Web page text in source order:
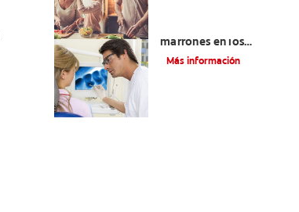
marrones en los
dientes
Más información